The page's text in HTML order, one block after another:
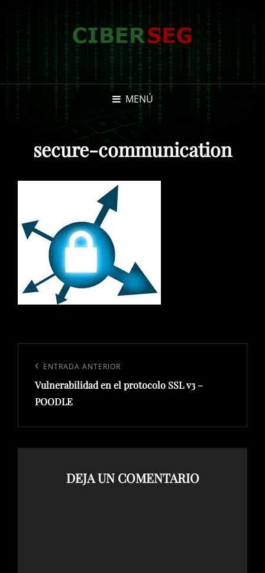
MENÚ
secure-communication
entradas
Entrada
anterior:
ENTRADA ANTERIOR
Vulnerabilidad en el protocolo SSL v3 –
POODLE
DEJA UN COMENTARIO